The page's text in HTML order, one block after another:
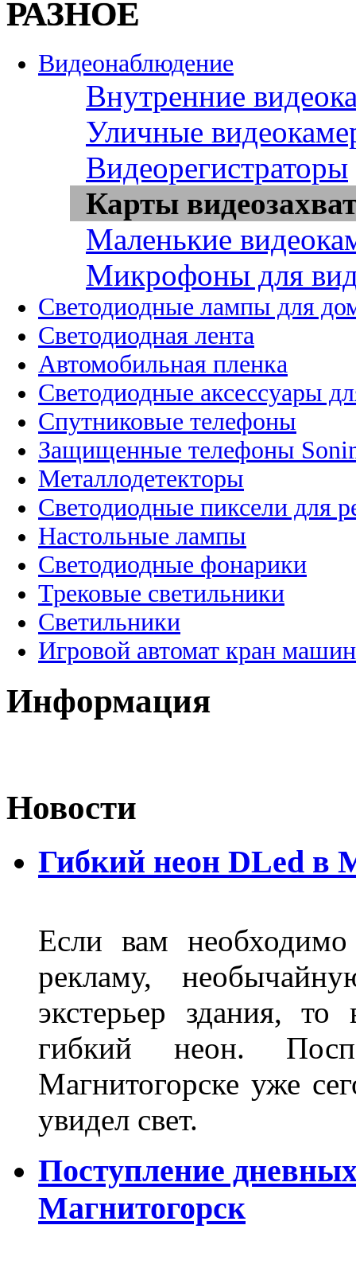
РАЗНОЕ
Видеонаблюдение
Внутренние
Уличные
Видеорегистраторы
Карты
Маленькие
Микрофоны для
Светодиодные лампы для
Светодиодная лента
Автомобильная пленка
Светодиодные аксессуары
Спутниковые телефоны
Защищенные телефоны
Металлодетекторы
Светодиодные пиксели для
Настольные лампы
Светодиодные фонарики
Трековые светильники
Светильники
Игровой автомат кран
Информация
Новости
Гибкий неон DLed в
Если вам
рекламу,
экстерьер здания,
гибкий неон.
Магнитогорске уже
увидел свет.
Поступление
Магнитогорск